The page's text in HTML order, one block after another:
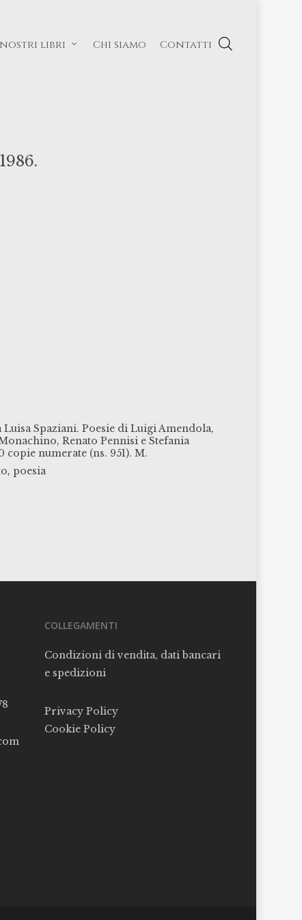
libri Chi siamo Contatti
Spaziani. Poesie di Luigi Amendola,
Renato Pennisi e Stefania
numerate (ns. 951). M.
, poesia
COLLEGAMENTI
Condizioni di vendita, dati bancari
e spedizioni
Privacy Policy
Cookie Policy